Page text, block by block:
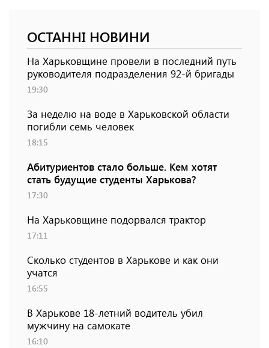
ОСТАННІ НОВИНИ
На Харьковщине провели в последний путь
руководителя подразделения 92-й бригады
19:30
За неделю на воде в Харьковской области
погибли семь человек
18:15
Абитуриентов стало больше. Кем хотят
стать будущие студенты Харькова?
17:30
На Харьковщине подорвался трактор
17:11
Сколько студентов в Харькове и как они
учатся
16:55
В Харькове 18-летний водитель убил
мужчину на самокате
16:10